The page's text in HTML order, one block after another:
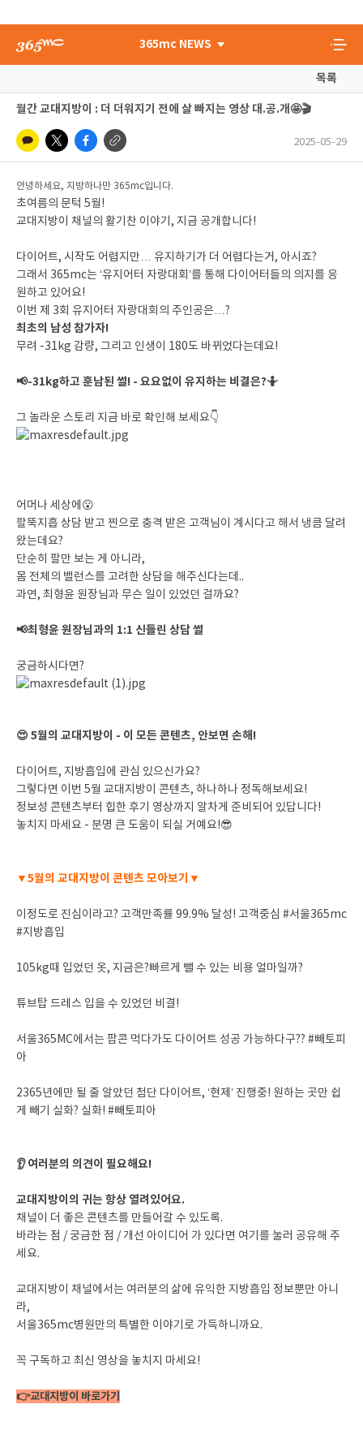
365mc NEWS
목록
월간 교대지방이 : 더 더워지기 전에 살 빠지는 영상 대.공.개🤩🎬
2025-05-29
안녕하세요, 지방하나만 365mc입니다.
초여름의 문턱 5월!
교대지방이 채널의 활기찬 이야기, 지금 공개합니다!
다이어트, 시작도 어렵지만… 유지하기가 더 어렵다는거, 아시죠?
그래서 365mc는 ‘유지어터 자랑대회’를 통해 다이어터들의 의지를 응
원하고 있어요!
이번 제 3회 유지어터 자랑대회의 주인공은…?
최초의 남성 참가자!
무려 -31kg 감량, 그리고 인생이 180도 바뀌었다는데요!
📢-31kg하고 훈남된 썰! - 요요없이 유지하는 비결은?🤷
그 놀라운 스토리 지금 바로 확인해 보세요👇
어머나 세상에😮
팔뚝지흡 상담 받고 찐으로 충격 받은 고객님이 계시다고 해서 냉큼 달려
왔는데요?
단순히 팔만 보는 게 아니라,
몸 전체의 밸런스를 고려한 상담을 해주신다는데..
과연, 최형윤 원장님과 무슨 일이 있었던 걸까요?
📢최형윤 원장님과의 1:1 신들린 상담 썰
궁금하시다면?
😍 5월의 교대지방이 - 이 모든 콘텐츠, 안보면 손해!
다이어트, 지방흡입에 관심 있으신가요?
그렇다면 이번 5월 교대지방이 콘텐츠, 하나하나 정독해보세요!
정보성 콘텐츠부터 힙한 후기 영상까지 알차게 준비되어 있답니다!
놓치지 마세요 - 분명 큰 도움이 되실 거예요!😎
▼5월의 교대지방이 콘텐츠 모아보기▼
이정도로 진심이라고? 고객만족률 99.9% 달성! 고객중심 #서울365mc
#지방흡입
105kg때 입었던 옷, 지금은?빠르게 뺄 수 있는 비용 얼마일까?
튜브탑 드레스 입을 수 있었던 비결!
서울365MC에서는 팝콘 먹다가도 다이어트 성공 가능하다구?? #빼토피
아
2365년에만 될 줄 알았던 첨단 다이어트, ‘현제’ 진행중! 원하는 곳만 쉽
게 빼기 실화? 실화! #빼토피아
👂 여러분의 의견이 필요해요!
교대지방이의 귀는 항상 열려있어요.
채널이 더 좋은 콘텐츠를 만들어갈 수 있도록.
바라는 점 / 궁금한 점 / 개선 아이디어 가 있다면 여기를 눌러 공유해 주
세요.
교대지방이 채널에서는 여러분의 삶에 유익한 지방흡입 정보뿐만 아니
라,
서울365mc병원만의 특별한 이야기로 가득하니까요.
꼭 구독하고 최신 영상을 놓치지 마세요!
👉교대지방이 바로가기